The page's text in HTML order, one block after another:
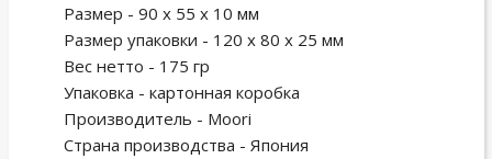
Размер - 90 x 55 x 10 мм
Размер упаковки - 120 х 80 х 25 мм
Вес нетто - 175 гр
Упаковка - картонная коробка
Производитель - Moori
Страна производства - Япония